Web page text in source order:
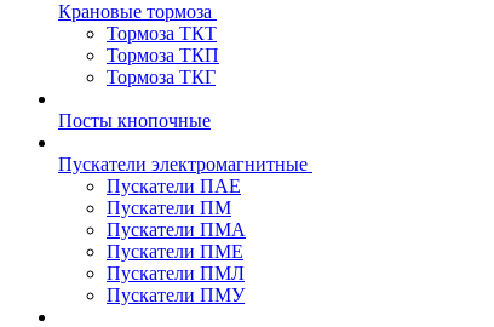
Крановые тормоза
Тормоза ТКТ
Тормоза ТКП
Тормоза ТКГ
Посты кнопочные
Пускатели электромагнитные
Пускатели ПАЕ
Пускатели ПМ
Пускатели ПМА
Пускатели ПМЕ
Пускатели ПМЛ
Пускатели ПМУ